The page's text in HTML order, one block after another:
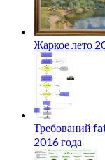
Жаркое лето
Требований
2016 года